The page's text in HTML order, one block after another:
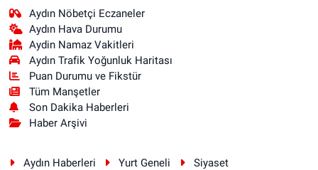
Aydın Nöbetçi Eczaneler
Aydın Hava Durumu
Aydin Namaz Vakitleri
Aydın Trafik Yoğunluk Haritası
Puan Durumu ve Fikstür
Tüm Manşetler
Son Dakika Haberleri
Haber Arşivi
Aydın Haberleri Yurt Geneli
Siyaset